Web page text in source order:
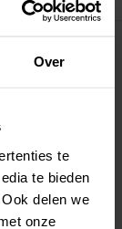
Over
te
te bieden
delen we
onze